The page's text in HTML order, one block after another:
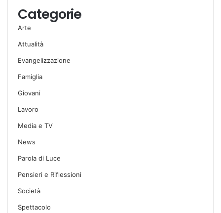
Categorie
Arte
Attualità
Evangelizzazione
Famiglia
Giovani
Lavoro
Media e TV
News
Parola di Luce
Pensieri e Riflessioni
Società
Spettacolo